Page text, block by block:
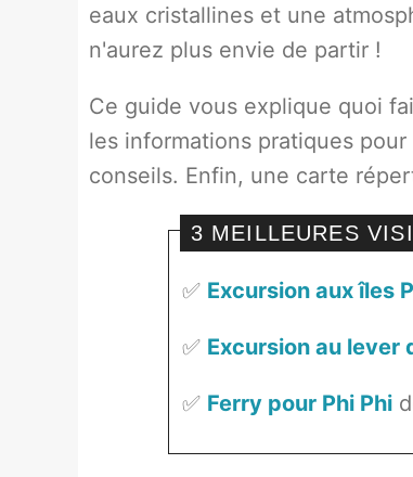
eaux cristallines et une
n'aurez plus envie de partir !
Ce guide vous explique quoi
les informations pratiques
conseils. Enfin, une carte
3 MEILLEURES
✅ Excursion aux îles
✅ Excursion au lever
✅ Ferry pour Phi Phi